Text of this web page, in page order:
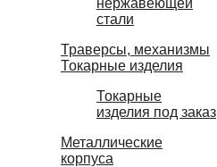
стали
Траверсы, механизмы
Токарные изделия
Токарные
изделия под заказ
Металлические
корпуса